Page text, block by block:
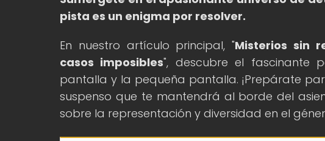
pista es un enigma por resolver.
En nuestro artículo principal, "Misterios sin
casos imposibles", descubre el fascinante
pantalla y la pequeña pantalla. ¡Prepárate
suspenso que te mantendrá al borde del
sobre la representación y diversidad en el